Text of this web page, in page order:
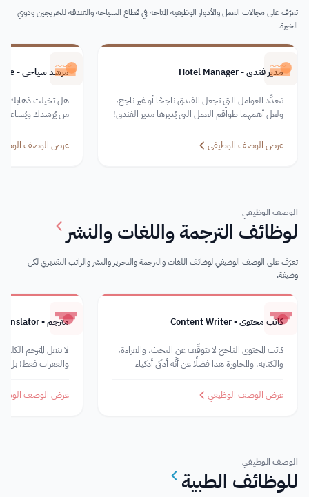
تعرّف على مجالات العمل والأدوار الوظيفية المتاحة في قطاع السياحة والفندقة للخريجين وذوي
الخبرة.
مدير فندق - Hotel Manager
تتعدَّد العوامل التي تجعل الفندق ناجحًا أو غير ناجح،
ولعل أهمهما طواقم العمل التي يُديرها مدير الفندق!
ومتعاطفًا، ومنظمًا، واجتماعيًا في عمله ممَّا يُساعد
على نجاح إدراته للفندق.
عرض الوصف الوظيفي
مرشد سياحي - Tour Guide
هل تخيلت ذهابك
من يُرشدك
السياحية في البلد.
عرض الوصف
الوصف الوظيفي
لوظائف الترجمة واللغات والنشر
تعرّف على الوصف الوظيفي لوظائف اللغات والترجمة والتحرير والنشر والراتب التقديري لكل
وظيفة.
كاتب محتوى - Content Writer
كاتب المحتوى الناجح لا يتوقَّف عن البحث، والقراءة،
والكتابة، والمحاورة هذا فضلًا عن أنَّه أذكى أذكياء
عرض الوصف الوظيفي
مترجم - Translator
لا ينقل المترجم
والفقرات فقط! بل
لغة إلى أخرى. ولعل
عرض الوصف
الوصف الوظيفي
للوظائف الطبية